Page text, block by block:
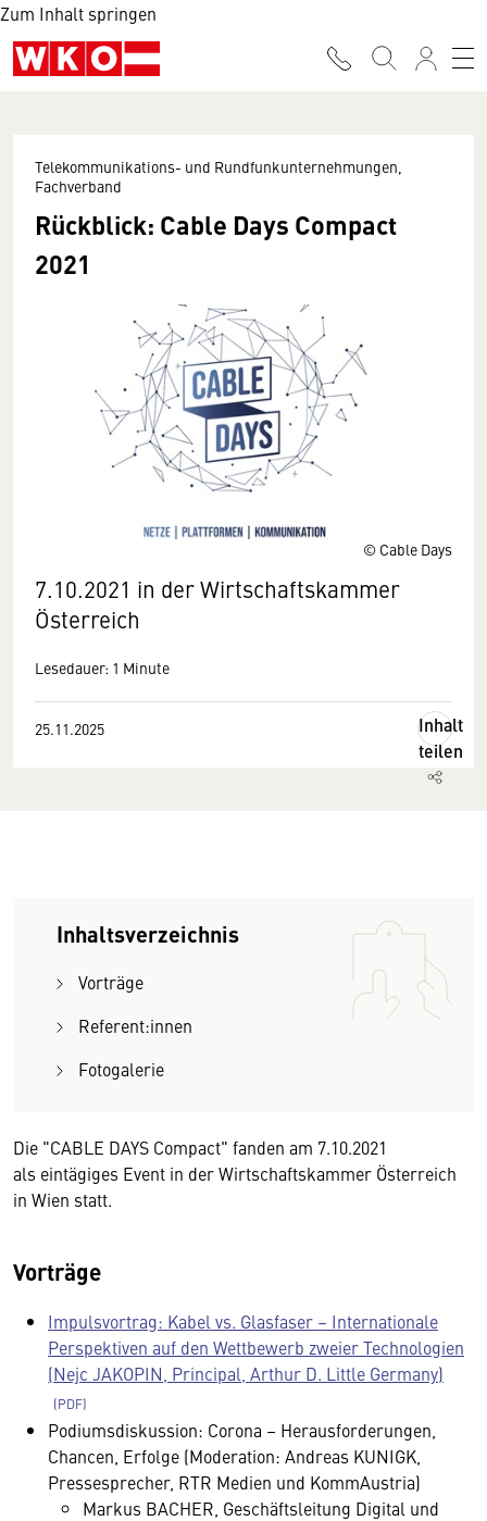
Zum Inhalt springen
© Cable Days
Telekommunikations- und Rundfunkunternehmungen,
Fachverband
Rückblick: Cable Days Compact
2021
7.10.2021 in der Wirtschaftskammer
Österreich
Lesedauer: 1 Minute
25.11.2025
Inhalt
teilen
Inhaltsverzeichnis
Vorträge
Referent:innen
Fotogalerie
Die "CABLE DAYS Compact" fanden am 7.10.2021
als eintägiges Event in der Wirtschaftskammer Österreich
in Wien statt.
Vorträge
Impulsvortrag: Kabel vs. Glasfaser – Internationale
Perspektiven auf den Wettbewerb zweier Technologien
(Nejc JAKOPIN, Principal, Arthur D. Little Germany)
Podiumsdiskussion: Corona – Herausforderungen,
Chancen, Erfolge (Moderation: Andreas KUNIGK,
Pressesprecher, RTR Medien und KommAustria)
Markus BACHER, Geschäftsleitung Digital und